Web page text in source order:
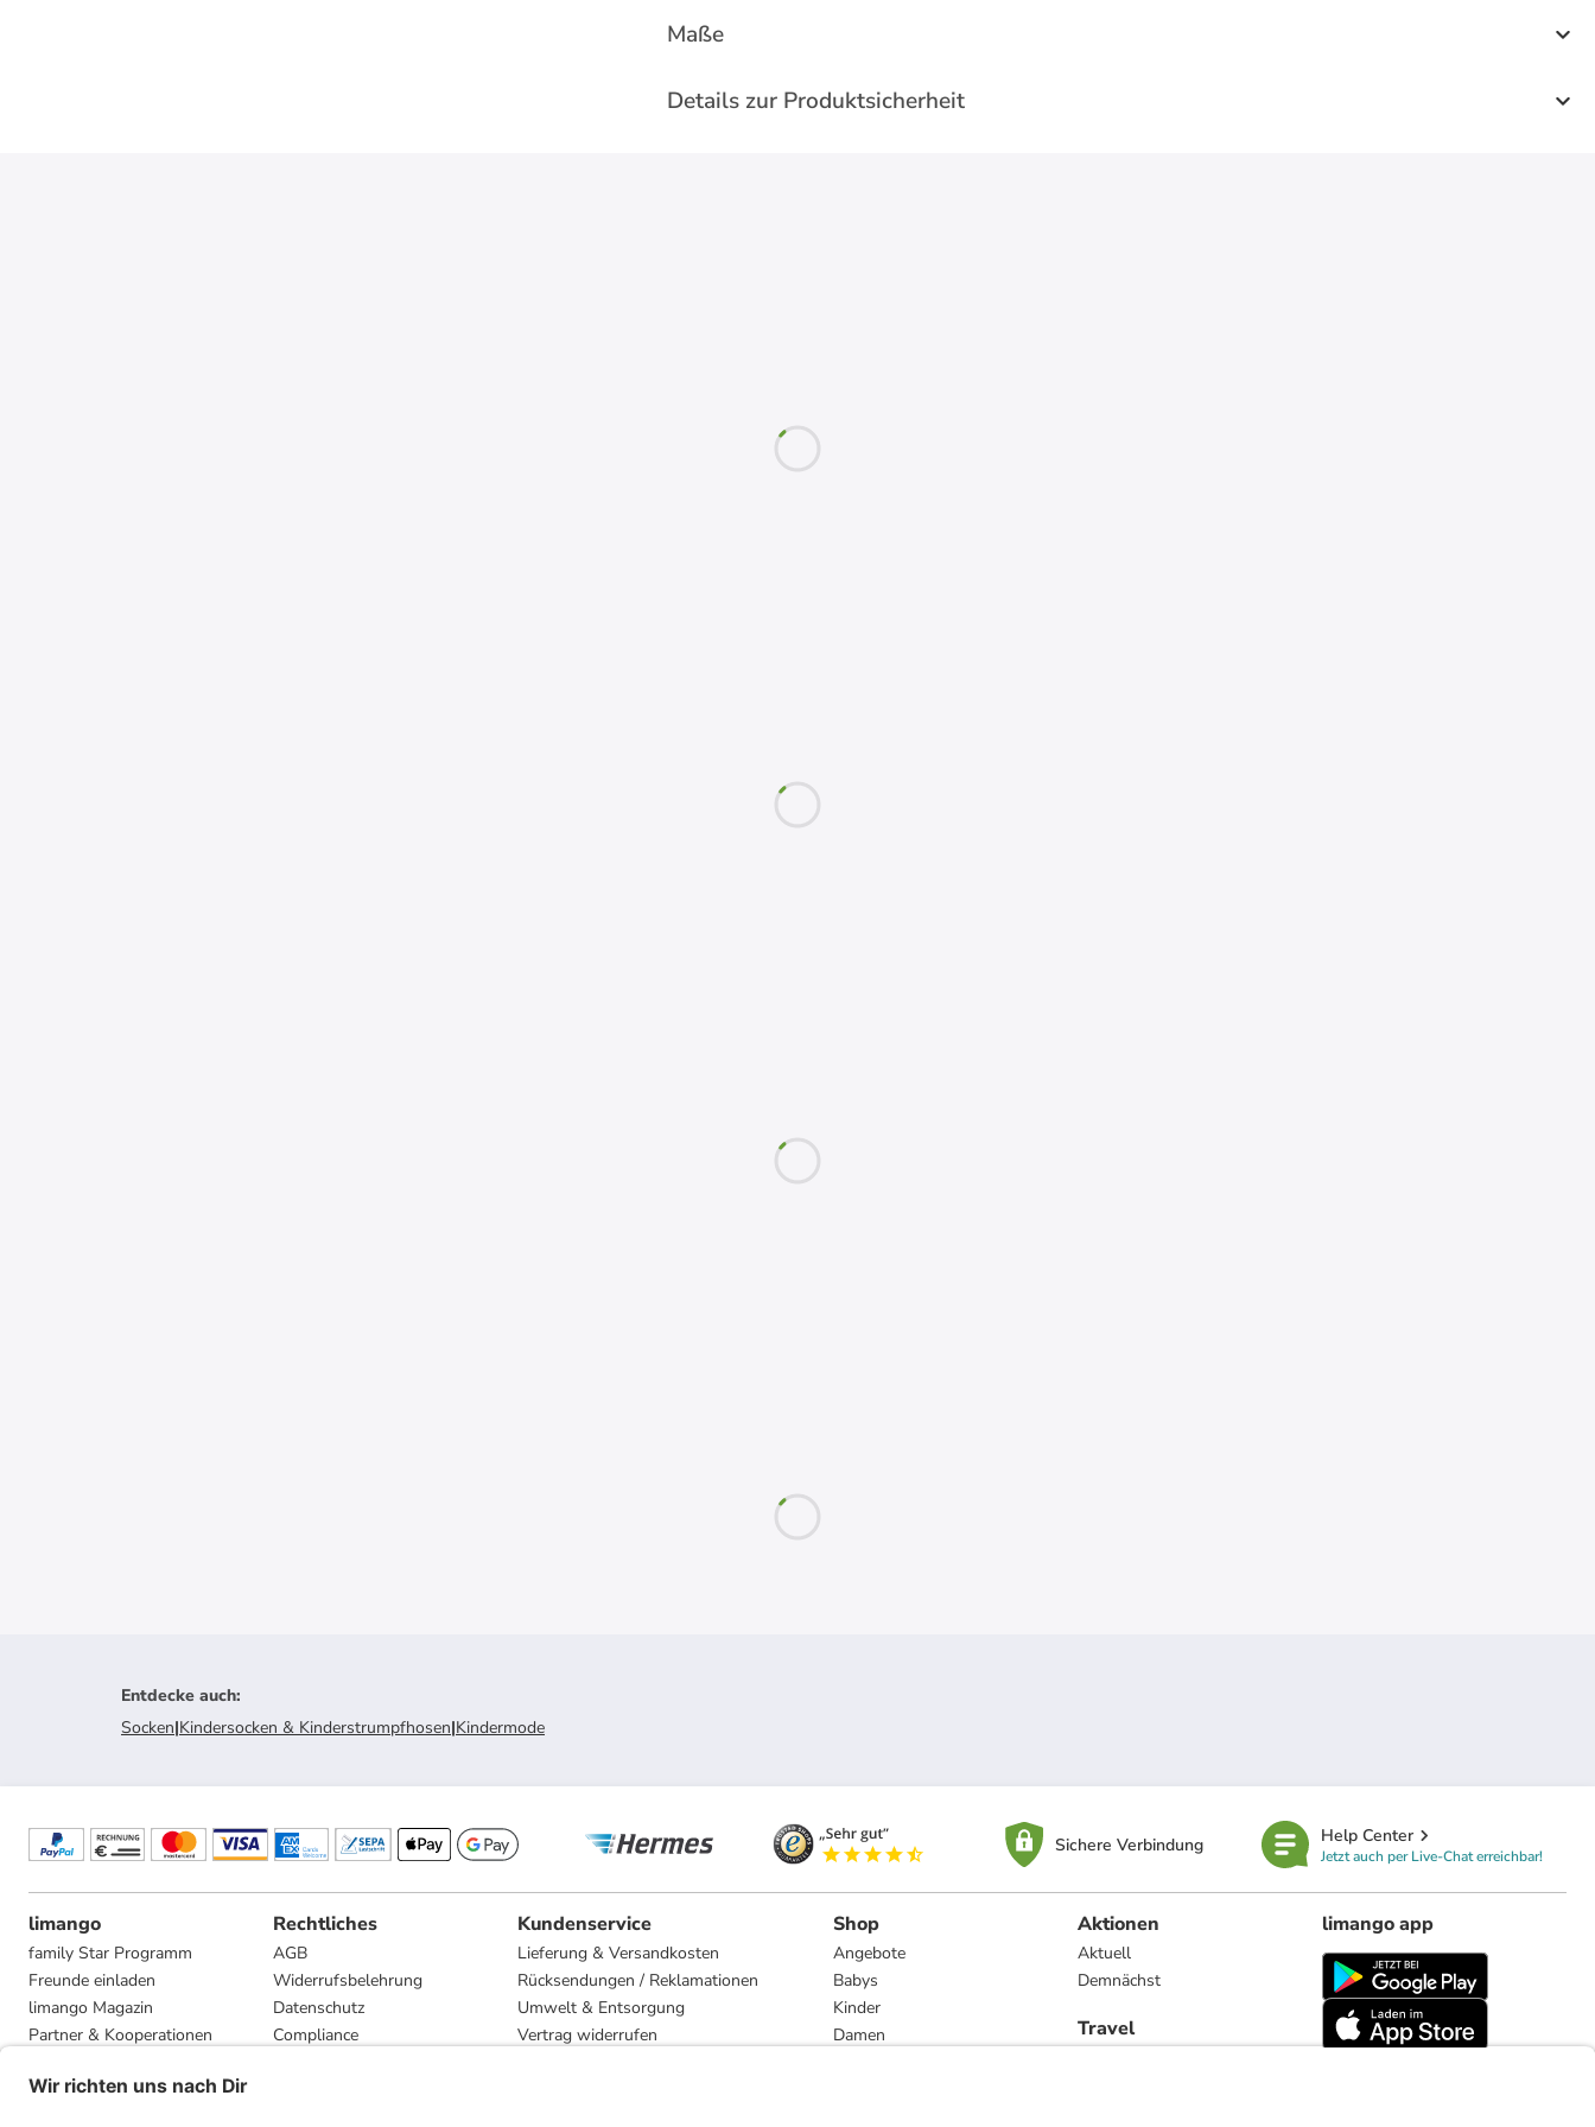
Maße
Details zur Produktsicherheit
Entdecke auch:
Socken|Kindersocken & Kinderstrumpfhosen|Kindermode
Sichere Verbindung Help Center
Jetzt auch per Live-Chat erreichbar!
limango
family Star Programm
Freunde einladen
limango Magazin
Partner & Kooperationen
Presse
Rechtliches
AGB
Widerrufsbelehrung
Datenschutz
Compliance
Kundenservice
Lieferung & Versandkosten
Rücksendungen / Reklamationen
Umwelt & Entsorgung
Vertrag widerrufen
Shop
Angebote
Babys
Kinder
Damen
Aktionen
Aktuell
Demnächst
Travel
limango app